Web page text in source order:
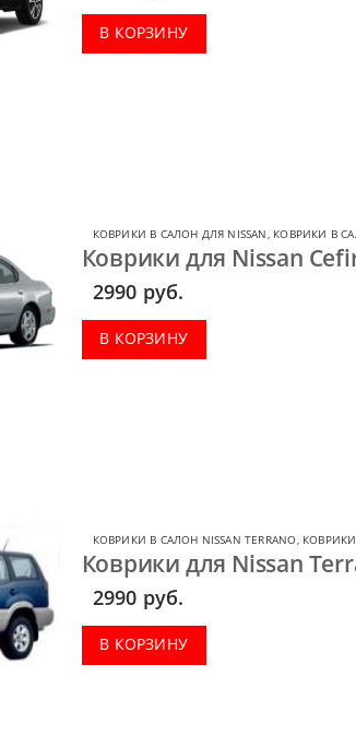
В КОРЗИНУ
КОВРИКИ В САЛОН ДЛЯ NISSAN, КОВРИКИ В
Коврики для Nissan
2990 руб.
В КОРЗИНУ
КОВРИКИ В САЛОН NISSAN TERRANO, КОВРИКИ
Коврики для Nissan
2990 руб.
В КОРЗИНУ